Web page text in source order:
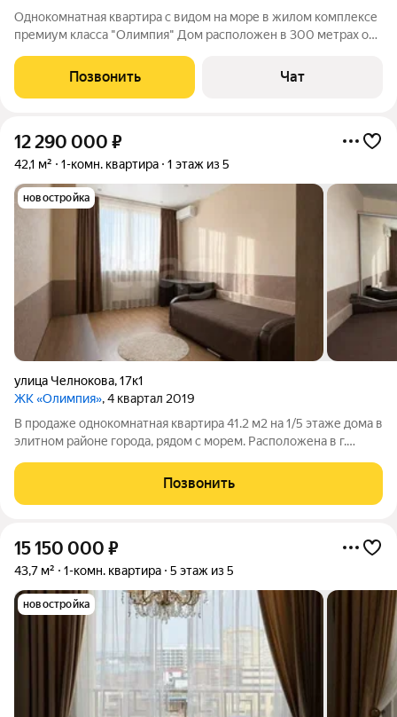
Однокомнатная квартира с видом на море в жилом комплексе
премиум класса "Олимпия" Дом расположен в 300 метрах от
Выполнен современный ремонт из качественных материалов.
Гардеробная комната.
Позвонить Чат
12 290 000 ₽
42,1 м² 1-комн. квартира 1 этаж из 5
новостройка
улица Челнокова,17к1
ЖК «Олимпия», 4 квартал 2019
В продаже однокомнатная квартира 41.2 м2 на 1/5 этаже дома в
элитном районе города, рядом с морем. Расположена в г.
Технические характеристики: Адрес: г. Севастополь,
Гагаринский район, ул.
Позвонить
15 150 000 ₽
43,7 м² 1-комн. квартира 5 этаж из 5
новостройка